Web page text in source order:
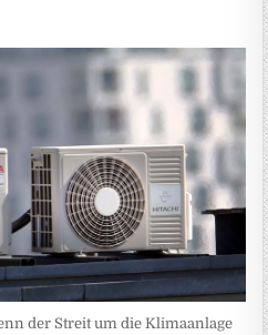
der Streit um die Klimaanlage